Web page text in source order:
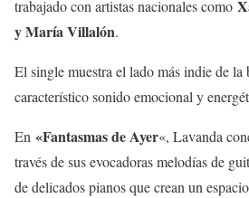
trabajado con artistas nacionales como
y María Villalón.
El single muestra el lado más indie de la
característico sonido emocional y
En «Fantasmas de Ayer«, Lavanda
través de sus evocadoras melodías de
de delicados pianos que crean un